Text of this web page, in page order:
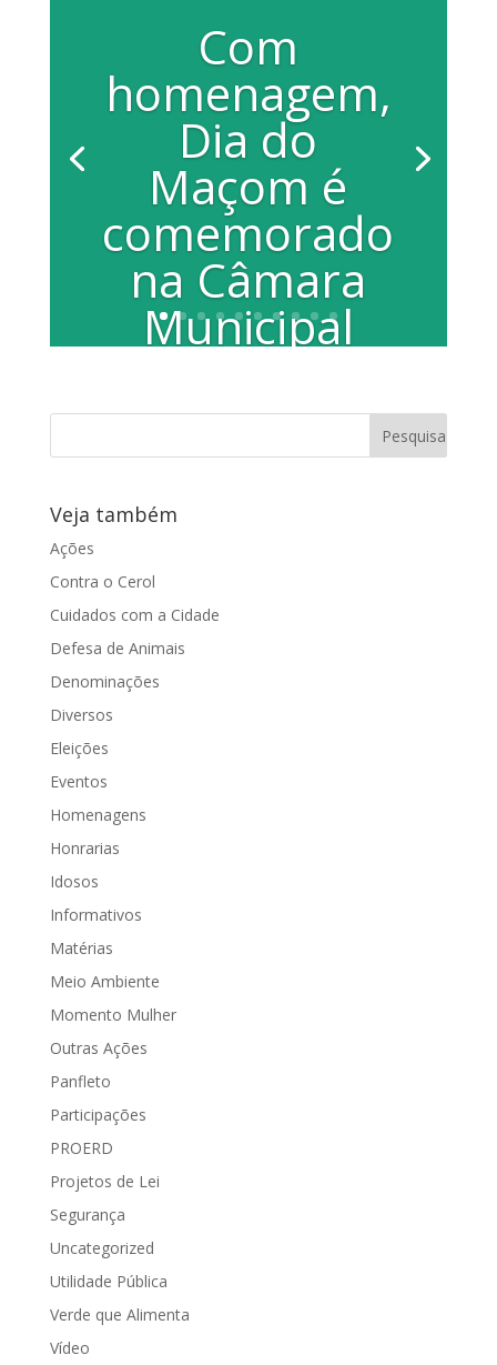
Com
homenagem,
Dia do
Maçom é
comemorado
na Câmara
Municipal
Veja também
Ações
Contra o Cerol
Cuidados com a Cidade
Defesa de Animais
Denominações
Diversos
Eleições
Eventos
Homenagens
Honrarias
Idosos
Informativos
Matérias
Meio Ambiente
Momento Mulher
Outras Ações
Panfleto
Participações
PROERD
Projetos de Lei
Segurança
Uncategorized
Utilidade Pública
Verde que Alimenta
Vídeo